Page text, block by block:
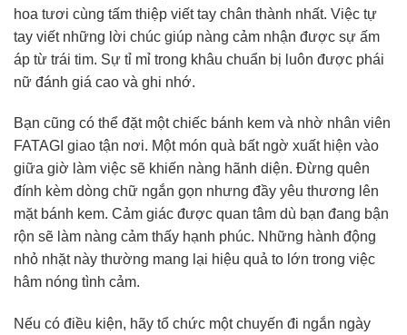
hoa tươi cùng tấm thiệp viết tay chân thành nhất. Việc tự
tay viết những lời chúc giúp nàng cảm nhận được sự ấm
áp từ trái tim. Sự tỉ mỉ trong khâu chuẩn bị luôn được phái
nữ đánh giá cao và ghi nhớ.
Bạn cũng có thể đặt một chiếc bánh kem và nhờ nhân viên
FATAGI giao tận nơi. Một món quà bất ngờ xuất hiện vào
giữa giờ làm việc sẽ khiến nàng hãnh diện. Đừng quên
đính kèm dòng chữ ngắn gọn nhưng đầy yêu thương lên
mặt bánh kem. Cảm giác được quan tâm dù bạn đang bận
rộn sẽ làm nàng cảm thấy hạnh phúc. Những hành động
nhỏ nhặt này thường mang lại hiệu quả to lớn trong việc
hâm nóng tình cảm.
Nếu có điều kiện, hãy tổ chức một chuyến đi ngắn ngày